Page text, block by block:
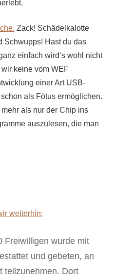
Zack! Schädelkalotte
Schwupps! Hast du das
einfach wird‘s wohl nicht
keine vom WEF
einer Art USB-
als Fötus ermöglichen.
als nur der Chip ins
auszulesen, die man
weiterhin:
Freiwilligen wurde mit
und gebeten, an
teilzunehmen. Dort